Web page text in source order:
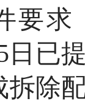
要求
日已
拆除